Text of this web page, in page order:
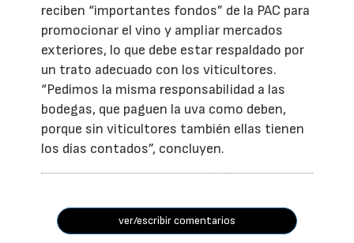
reciben “importantes fondos” de la PAC para
promocionar el vino y ampliar mercados
exteriores, lo que debe estar respaldado por
un trato adecuado con los viticultores.
“Pedimos la misma responsabilidad a las
bodegas, que paguen la uva como deben,
porque sin viticultores también ellas tienen
los días contados”, concluyen.
ver/escribir comentarios